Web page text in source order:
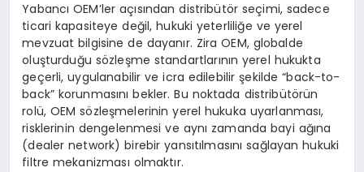
Yabancı OEM’ler açısından distribütör seçimi, sadece
ticari kapasiteye değil, hukuki yeterliliğe ve yerel
mevzuat bilgisine de dayanır. Zira OEM, globalde
oluşturduğu sözleşme standartlarının yerel hukukta
geçerli, uygulanabilir ve icra edilebilir şekilde “back-to-
back” korunmasını bekler. Bu noktada distribütörün
rolü, OEM sözleşmelerinin yerel hukuka uyarlanması,
risklerinin dengelenmesi ve aynı zamanda bayi ağına
(dealer network) birebir yansıtılmasını sağlayan hukuki
filtre mekanizması olmaktır.